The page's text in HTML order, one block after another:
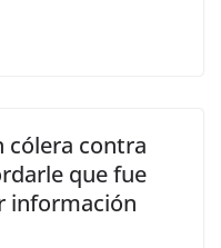
cólera contra
que fue
información